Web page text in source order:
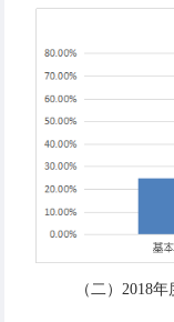
（二）2018